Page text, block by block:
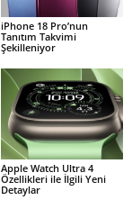
iPhone 18 Pro’nun
Tanıtım Takvimi
Şekilleniyor
Apple Watch Ultra 4
Özellikleri ile İlgili Yeni
Detaylar